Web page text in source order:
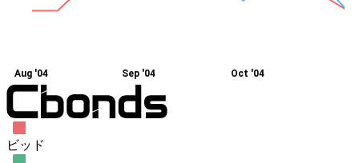
Aug '04 Sep '04 Oct '04
ビッド